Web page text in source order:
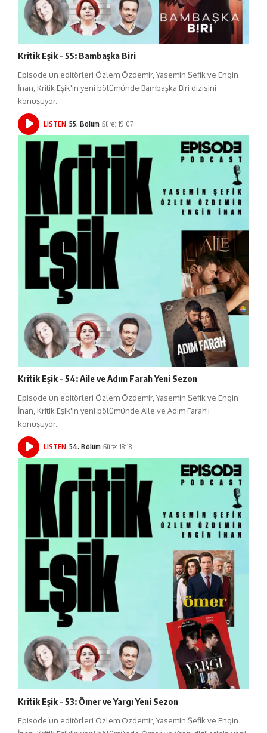
Kritik Eşik – 55: Bambaşka Biri
Episode’un editörleri Özlem Özdemir, Yasemin Şefik ve Engin
İnan, Kritik Eşik'in yeni bölümünde Bambaşka Biri dizisini
konuşuyor.
LISTEN 55. Bölüm Süre: 19:07
Kritik Eşik – 54: Aile ve Adım Farah Yeni Sezon
Episode’un editörleri Özlem Özdemir, Yasemin Şefik ve Engin
İnan, Kritik Eşik'in yeni bölümünde Aile ve Adım Farah'ı
konuşuyor.
LISTEN 54. Bölüm Süre: 18:18
Kritik Eşik – 53: Ömer ve Yargı Yeni Sezon
Episode’un editörleri Özlem Özdemir, Yasemin Şefik ve Engin